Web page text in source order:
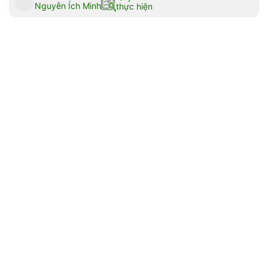
Nguyễn Ích Minh
thực hiện